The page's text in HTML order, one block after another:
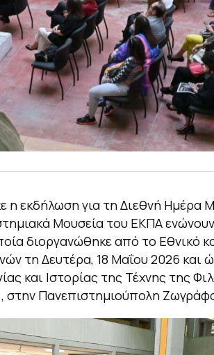
η εκδήλωση για τη Διεθνή Ημέρα
Μουσεία του ΕΚΠΑ
διοργανώθηκε από το Εθνικό
τη Δευτέρα, 18 Μαΐου 2026 και
και Ιστορίας της Τέχνης της
στην Πανεπιστημιούπολη